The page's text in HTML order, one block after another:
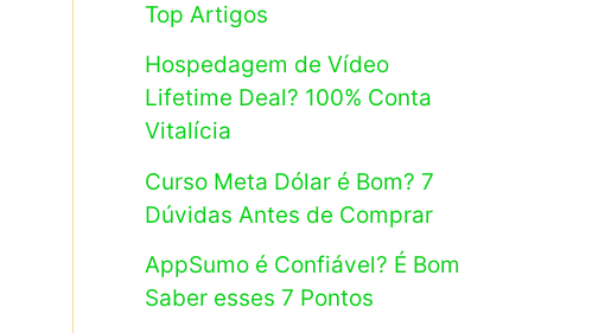
Top Artigos
Hospedagem de Vídeo
Lifetime Deal? 100% Conta
Vitalícia
Curso Meta Dólar é Bom? 7
Dúvidas Antes de Comprar
AppSumo é Confiável? É Bom
Saber esses 7 Pontos